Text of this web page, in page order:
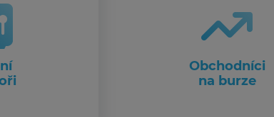
Obchodníci
na burze